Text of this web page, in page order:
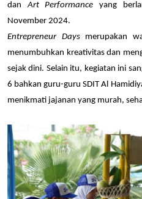
dan Art Performance yang
November 2024.
Entrepreneur Days merupakan
menumbuhkan kreativitas dan
sejak dini. Selain itu, kegiatan ini
6 bahkan guru-guru SDIT Al
menikmati jajanan yang murah,